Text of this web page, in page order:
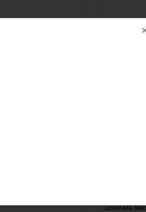
JUGOS
Jugos
Limonada
Limonada